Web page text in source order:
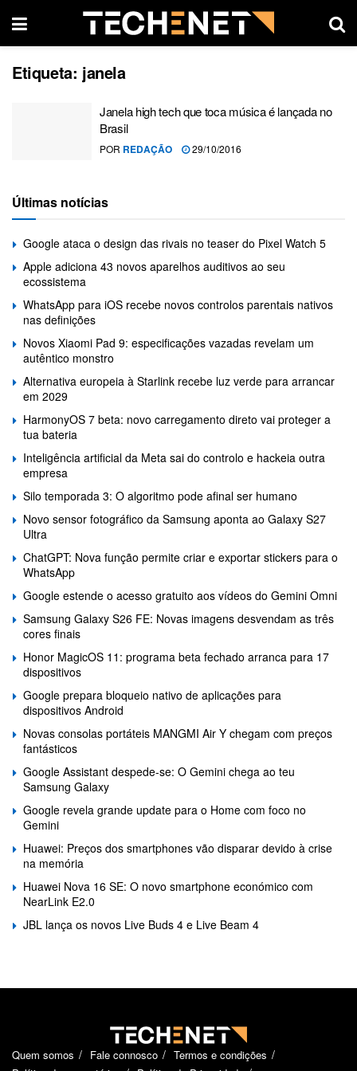
Etiqueta: janela
Janela high tech que toca música é lançada no
Brasil
POR REDAÇÃO 29/10/2016
Últimas notícias
Google ataca o design das rivais no teaser do Pixel Watch 5
Apple adiciona 43 novos aparelhos auditivos ao seu
ecossistema
WhatsApp para iOS recebe novos controlos parentais nativos
nas definições
Novos Xiaomi Pad 9: especificações vazadas revelam um
autêntico monstro
Alternativa europeia à Starlink recebe luz verde para arrancar
em 2029
HarmonyOS 7 beta: novo carregamento direto vai proteger a
tua bateria
Inteligência artificial da Meta sai do controlo e hackeia outra
empresa
Silo temporada 3: O algoritmo pode afinal ser humano
Novo sensor fotográfico da Samsung aponta ao Galaxy S27
Ultra
ChatGPT: Nova função permite criar e exportar stickers para o
WhatsApp
Google estende o acesso gratuito aos vídeos do Gemini Omni
Samsung Galaxy S26 FE: Novas imagens desvendam as três
cores finais
Honor MagicOS 11: programa beta fechado arranca para 17
dispositivos
Google prepara bloqueio nativo de aplicações para
dispositivos Android
Novas consolas portáteis MANGMI Air Y chegam com preços
fantásticos
Google Assistant despede-se: O Gemini chega ao teu
Samsung Galaxy
Google revela grande update para o Home com foco no
Gemini
Huawei: Preços dos smartphones vão disparar devido à crise
na memória
Huawei Nova 16 SE: O novo smartphone económico com
NearLink E2.0
JBL lança os novos Live Buds 4 e Live Beam 4
Quem somos Fale connosco
Termos e condições